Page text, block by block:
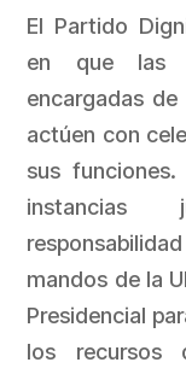
El Partido
en que las
encargadas
actúen con
sus
instancias
mandos de la
Presidencial
los recursos